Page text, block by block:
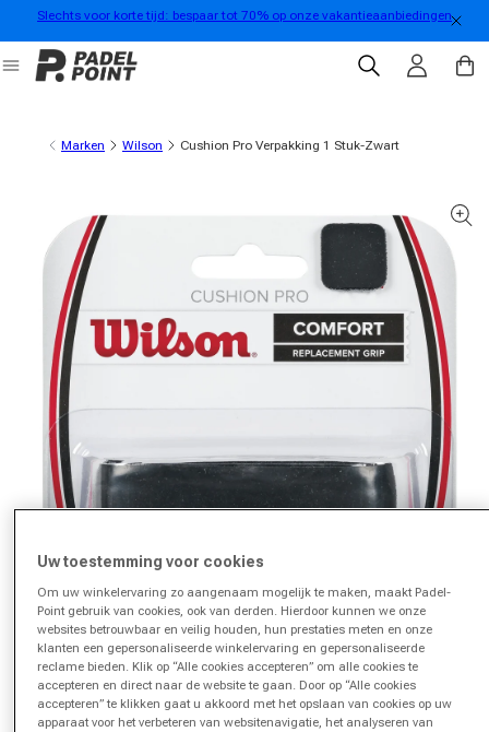
naar de inhoud
Slechts voor korte tijd: bespaar tot 70% op onze vakantieaanbiedingen
Inloggen
Marken Wilson Cushion Pro Verpakking 1 Stuk-Zwart
Media 1 in modal openen
Uw toestemming voor cookies
Om uw winkelervaring zo aangenaam mogelijk te maken, maakt Padel-
Point gebruik van cookies, ook van derden. Hierdoor kunnen we onze
websites betrouwbaar en veilig houden, hun prestaties meten en onze
klanten een gepersonaliseerde winkelervaring en gepersonaliseerde
reclame bieden. Klik op “Alle cookies accepteren” om alle cookies te
accepteren en direct naar de website te gaan. Door op “Alle cookies
accepteren” te klikken gaat u akkoord met het opslaan van cookies op uw
apparaat voor het verbeteren van websitenavigatie, het analyseren van